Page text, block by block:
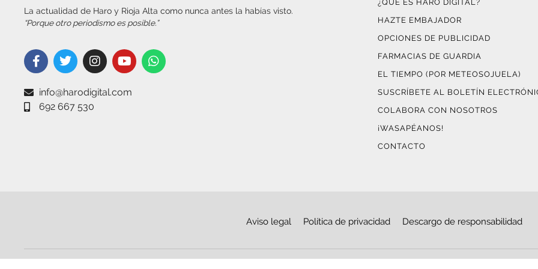
La actualidad de Haro y Rioja Alta como nunca antes la habías visto.
“Porque otro periodismo es posible.”
info@harodigital.com
692 667 530
¿QUÉ ES HARO DIGITAL?
HAZTE EMBAJADOR
OPCIONES DE PUBLICIDAD
FARMACIAS DE GUARDIA
EL TIEMPO (POR METEOSOJUELA)
SUSCRÍBETE AL BOLETÍN
COLABORA CON NOSOTROS
¡WASAPÉANOS!
CONTACTO
Aviso legal Política de privacidad Descargo de responsabilidad